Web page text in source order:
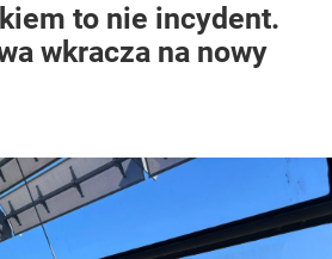
to nie incydent.
wkracza na nowy